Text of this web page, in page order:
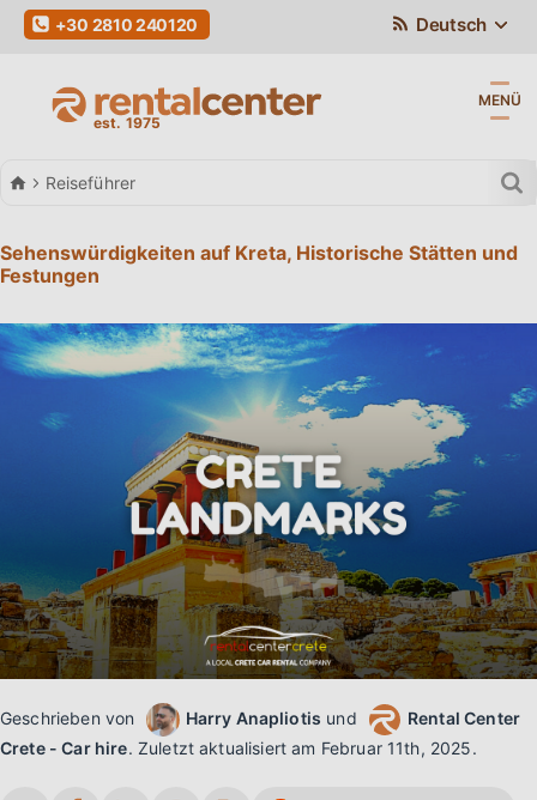
Deutsch
+30 2810 240120
MENÜ
Autovermietung
Reiseführer
Sehenswürdigkeiten auf Kreta, Historische Stätten und
Festungen
Geschrieben von Harry Anapliotis und
Rental Center
Crete - Car hire. Zuletzt aktualisiert am Februar 11th, 2025.